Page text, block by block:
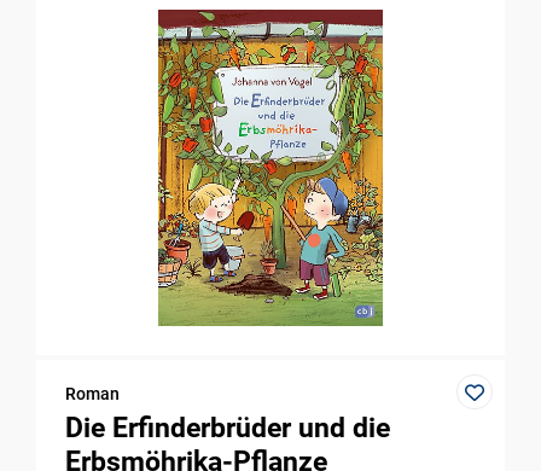
Roman
Die Erfinderbrüder und die
Erbsmöhrika-Pflanze